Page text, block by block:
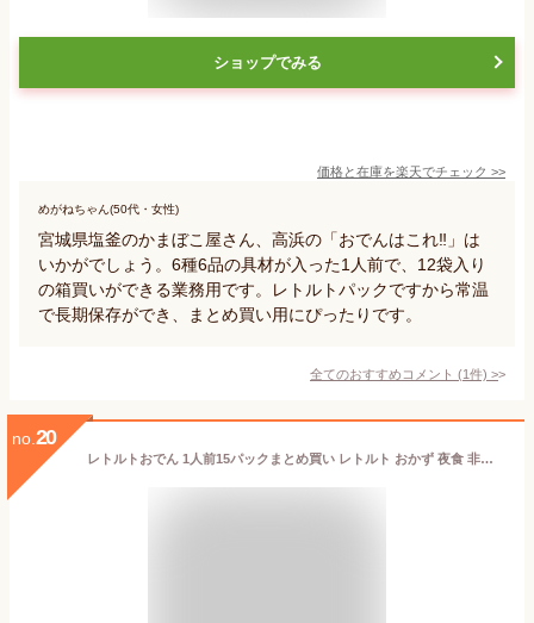
ショップでみる
価格と在庫を楽天でチェック >>
めがねちゃん(50代・女性)
宮城県塩釜のかまぼこ屋さん、高浜の「おでんはこれ‼」は
いかがでしょう。6種6品の具材が入った1人前で、12袋入り
の箱買いができる業務用です。レトルトパックですから常温
で長期保存ができ、まとめ買い用にぴったりです。
全てのおすすめコメント (1件) >
no. 20
レトルトおでん 1人前15パックまとめ買い レトルト おかず 夜食 非常用 玉子 大根 こんにゃく ちくわ ごぼう巻き さつま揚げ 昆布 藤光海風堂